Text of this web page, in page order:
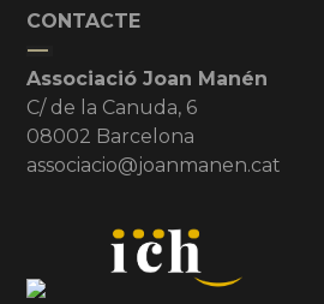
CONTACTE
Associació Joan Manén
C/ de la Canuda, 6
08002 Barcelona
associacio@joanmanen.cat